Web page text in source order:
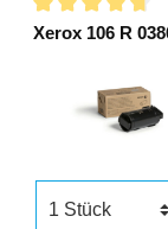
Xerox 106 R